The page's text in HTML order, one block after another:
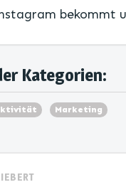
bekommt
Kategorien:
Marketing